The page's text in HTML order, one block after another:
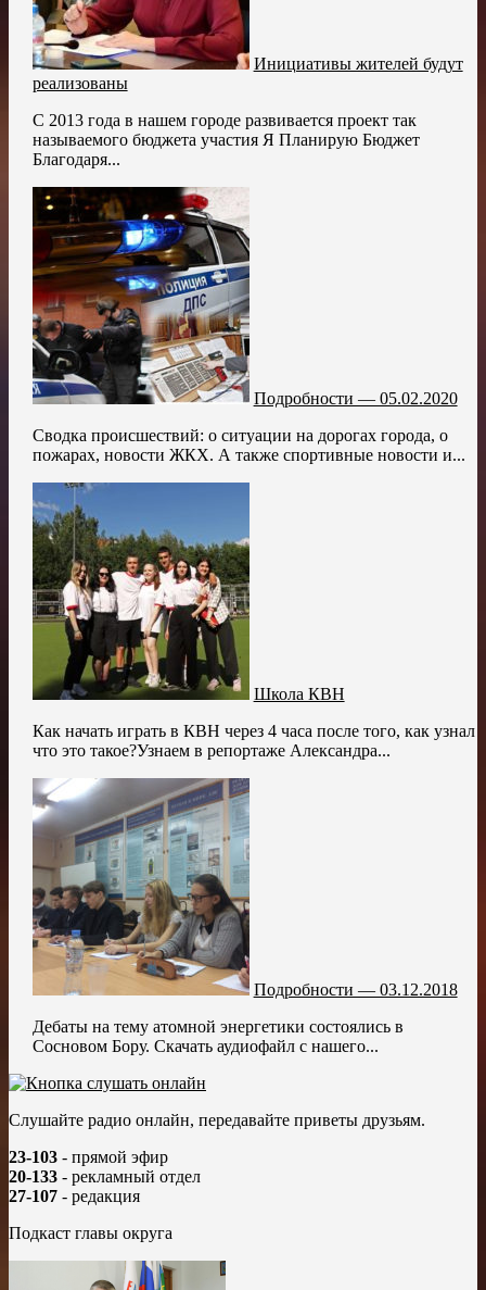
Инициативы жителей будут
реализованы
С 2013 года в нашем городе развивается проект так
называемого бюджета участия Я Планирую Бюджет
Благодаря...
Подробности — 05.02.2020
Сводка происшествий: о ситуации на дорогах города, о
пожарах, новости ЖКХ. А также спортивные новости и...
Школа КВН
Как начать играть в КВН через 4 часа после того, как узнал
что это такое?Узнаем в репортаже Александра...
Подробности — 03.12.2018
Дебаты на тему атомной энергетики состоялись в
Сосновом Бору. Скачать аудиофайл с нашего...
Слушайте радио онлайн, передавайте приветы друзьям.
23-103 - прямой эфир
20-133 - рекламный отдел
27-107 - редакция
Подкаст главы округа